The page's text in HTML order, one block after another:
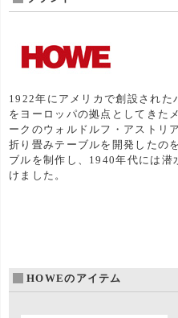
1922年にアメリカで創設された
をヨーロッパの拠点としてきた
ークのウォルドルフ・アストリ
折り畳みテーブルを開発したの
ブルを制作し、1940年代には
けました。
HOWEのアイテム